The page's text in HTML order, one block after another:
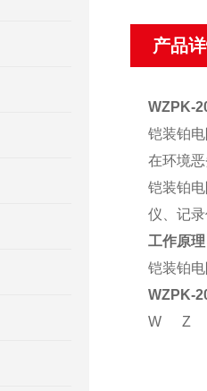
产品
WZPK-
铠装铂
在环境
铠装铂
仪、记
工作原
铠装铂
WZPK-
W
Z